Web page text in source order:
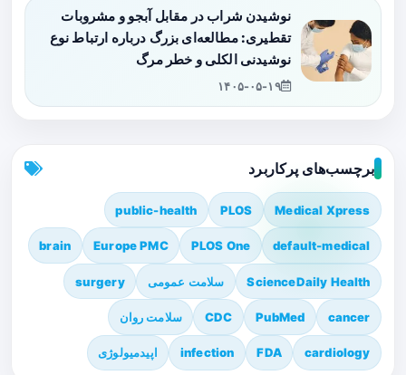
نوشیدن شراب در مقابل آبجو و مشروبات
تقطیری: مطالعه‌ای بزرگ درباره ارتباط نوع
نوشیدنی الکلی و خطر مرگ
۱۴۰۵-۰۵-۱۹
برچسب‌های پرکاربرد
Medical Xpress
PLOS
public-health
default-medical
PLOS One
Europe PMC
brain
ScienceDaily Health سلامت عمومی surgery
cancer
PubMed
CDC سلامت روان
cardiology
FDA
infection اپیدمیولوژی